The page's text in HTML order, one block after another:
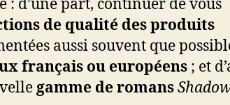
: d’une part, continuer de vous
de qualité des produits
aussi souvent que
français ou européens ; et
gamme de romans